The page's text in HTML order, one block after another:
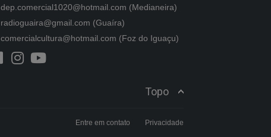
dep.comercial1020@hotmail.com (Medianeira)
radioguaira@gmail.com (Guaíra)
comercialcultura@hotmail.com (Foz do Iguaçu)
Topo
Entre em contato Privacidade